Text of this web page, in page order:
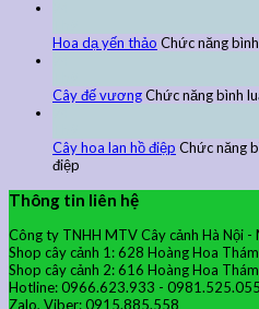
Hoa dạ yến thảo Chức năng
Cây đế vươngChức năng bình
Cây hoa lan hồ điệp Chức năng
điệp
Thông tin liên hệ
Công ty TNHH MTV Cây cảnh Hà Nội
Shop cây cảnh 1: 628 Hoàng Hoa
Shop cây cảnh 2: 616 Hoàng Hoa
Hotline: 0966.623.933 -
Zalo, Viber: 0915.885.558